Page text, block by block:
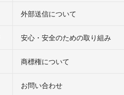
外部送信について
安心・安全のための取り組み
商標権について
お問い合わせ